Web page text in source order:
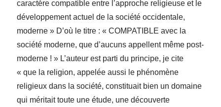
caractère compatible entre l’approche religieuse et le
développement actuel de la société occidentale,
moderne » D’où le titre : « COMPATIBLE avec la
société moderne, que d’aucuns appellent même post-
moderne ! » L’auteur est parti du principe, je cite
« que la religion, appelée aussi le phénomène
religieux dans la société, constituait bien un domaine
qui méritait toute une étude, une découverte